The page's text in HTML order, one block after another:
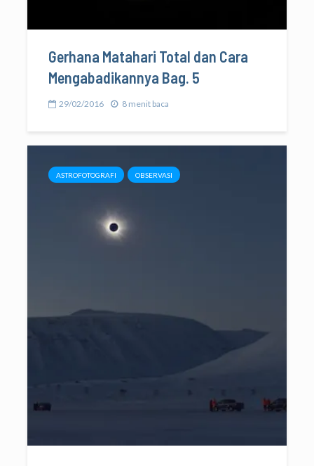
Gerhana Matahari Total dan Cara
Mengabadikannya Bag. 5
29/02/2016 8 menit baca
ASTROFOTOGRAFI OBSERVASI